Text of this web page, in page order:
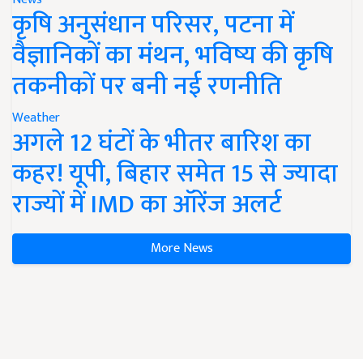
कृषि अनुसंधान परिसर, पटना में
वैज्ञानिकों का मंथन, भविष्य की कृषि
तकनीकों पर बनी नई रणनीति
Weather
अगले 12 घंटों के भीतर बारिश का
कहर! यूपी, बिहार समेत 15 से ज्यादा
राज्यों में IMD का ऑरेंज अलर्ट
More News